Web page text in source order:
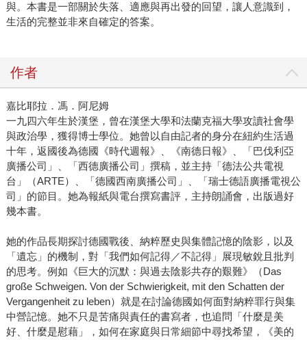
與。本書是一部關於失落、適應與再出發的回望，讓人意識到，
生活的完整並非來自確定的答案。
作者
嘉比耶拉．馮．阿尼姆
一九四六年生於漢堡，曾在漢堡大學和法蘭克福大學攻讀社會學
與政治學，獲得博士學位。她曾以自由記者的身分在紐約生活過
十年，返國後為德國《時代週報》、《南德日報》、「巴伐利亞
廣播公司」、「西德廣播公司」撰稿，並主持「德法公共電視
台」（ARTE）、「德國西南廣播公司」、「瑞士德語廣播電視公
司」的節目。她為報紙與電台撰寫書評，主持朗誦會，出版過好
幾本書。
她的作品長期探討德國戰後、納粹歷史與集體記憶的陰影，以及
「遺忘」的機制，對「我們如何記得／不記得」展現敏銳且批判
的思考。例如《巨大的沉默：與過去陰影共存的艱難》（Das
große Schweigen. Von der Schwierigkeit, mit den Schatten der
Vergangenheit zu leben）就是在討論德國如何面對納粹罪行與集
中營記憶。她不只是苦痛與責任的書寫者，也追問「什麼是美
好、什麼是慰藉」，如何在家庭與日常細節中尋找希望，《美的